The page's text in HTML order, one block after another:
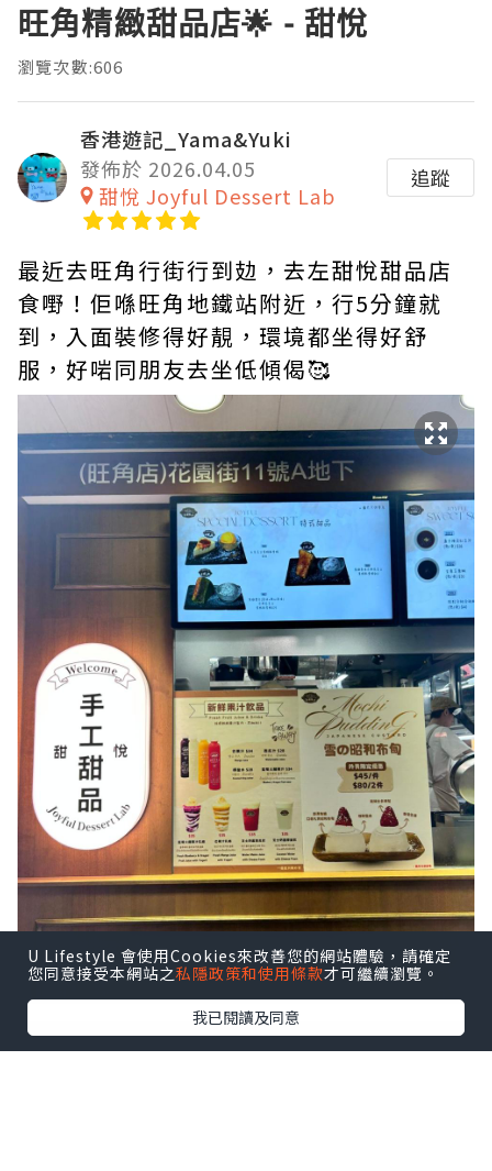
旺角精緻甜品店🌟 - 甜悅
瀏覽次數:606
香港遊記_Yama&Yuki
發佈於 2026.04.05
甜悅 Joyful Dessert Lab
追蹤
最近去旺角行街行到攰，去左甜悅甜品店
食嘢！佢喺旺角地鐵站附近，行5分鐘就
到，入面裝修得好靚，環境都坐得好舒
服，好啱同朋友去坐低傾偈🥰
U Lifestyle 會使用Cookies來改善您的網站體驗，請確定
您同意接受本網站之私隱政策和使用條款才可繼續瀏覽。
我已閱讀及同意